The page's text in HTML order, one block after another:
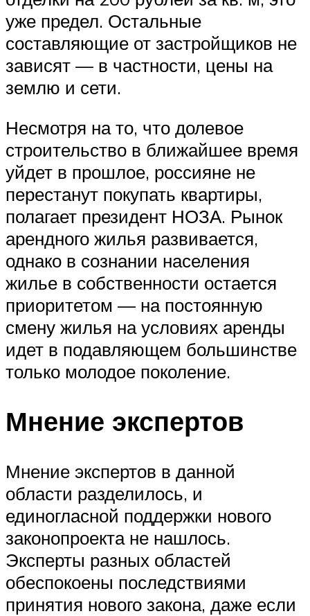
уже предел. Остальные
составляющие от застройщиков не
зависят — в частности, цены на
землю и сети.
Несмотря на то, что долевое
строительство в ближайшее время
уйдет в прошлое, россияне не
перестанут покупать квартиры,
полагает президент НОЗА. Рынок
арендного жилья развивается,
однако в сознании населения
жилье в собственности остается
приоритетом — на постоянную
смену жилья на условиях аренды
идет в подавляющем большинстве
только молодое поколение.
Мнение экспертов
Мнение экспертов в данной
области разделилось, и
единогласной поддержки нового
законопроекта не нашлось.
Эксперты разных областей
обеспокоены последствиями
принятия нового закона, даже если